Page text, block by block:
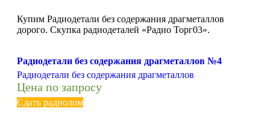
Купим Радиодетали без содержания драгметаллов
дорого. Скупка радиодеталей «Радио Торг03».
Радиодетали без содержания драгметаллов №4
Радиодетали без содержания драгметаллов
Цена по запросу
Сдать радиолом